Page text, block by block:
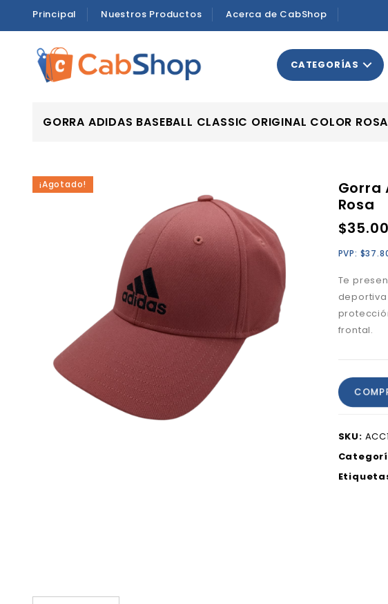
Principal Nuestros Productos Acerca de CabShop
CATEGORÍAS
GORRA ADIDAS BASEBALL CLASSIC ORIGINAL COLOR ROSA
¡Agotado!
Gorra
Rosa
$35.00
PVP: $
Te
frontal.
SKU: